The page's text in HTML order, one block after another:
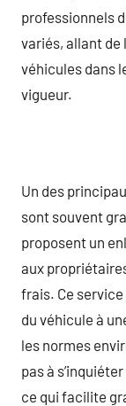
professionnels
variés, allant de
véhicules dans
vigueur.
Un des
sont souvent
proposent un
aux
frais. Ce
du véhicule à
les normes
pas à
ce qui facilite